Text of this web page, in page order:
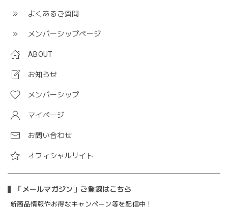
よくあるご質問
メンバーシップページ
ABOUT
お知らせ
メンバーシップ
マイページ
お問い合わせ
オフィシャルサイト
「メールマガジン」ご登録はこちら
新商品情報やお得なキャンペーン等を配信中！